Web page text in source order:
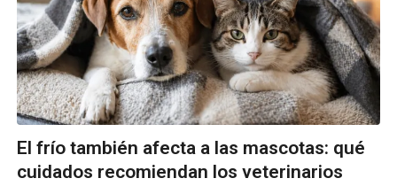
El frío también afecta a las mascotas: qué
cuidados recomiendan los veterinarios